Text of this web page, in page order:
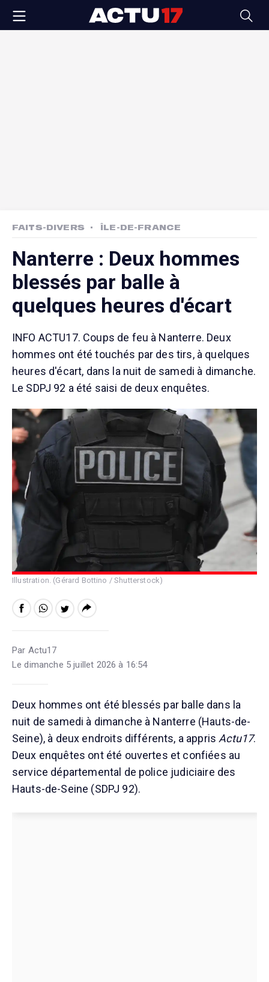
FAITS-DIVERS ÎLE-DE-FRANCE
Nanterre : Deux hommes
blessés par balle à
quelques heures d'écart
INFO ACTU17. Coups de feu à Nanterre. Deux
hommes ont été touchés par des tirs, à quelques
heures d'écart, dans la nuit de samedi à dimanche.
Le SDPJ 92 a été saisi de deux enquêtes.
Illustration. (Gérard Bottino / Shutterstock)
Par Actu17
Le dimanche 5 juillet 2026 à 16:54
Deux hommes ont été blessés par balle dans la
nuit de samedi à dimanche à Nanterre (Hauts-de-
Seine), à deux endroits différents, a apprisActu17.
Deux enquêtes ont été ouvertes et confiées au
service départemental de police judiciaire des
Hauts-de-Seine (SDPJ 92).